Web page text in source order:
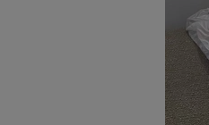
من الاتجاهات المحددة لهذا العقد.
مصنعنا القماش لإنتاج